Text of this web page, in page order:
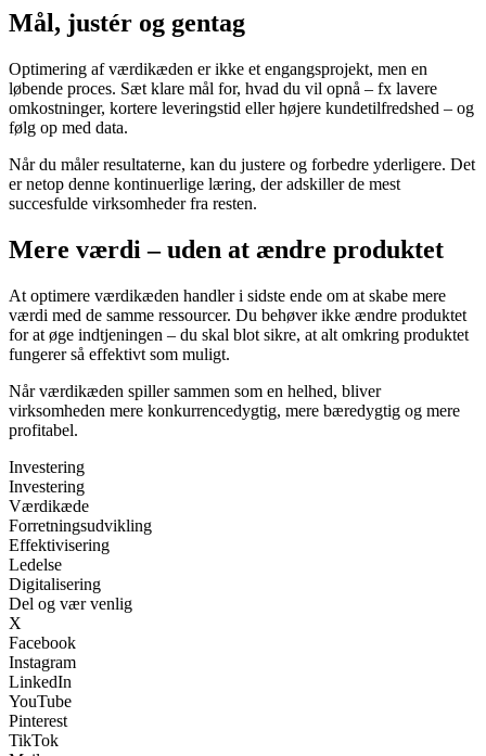
Mål, justér og gentag
Optimering af værdikæden er ikke et engangsprojekt, men en
løbende proces. Sæt klare mål for, hvad du vil opnå – fx lavere
omkostninger, kortere leveringstid eller højere kundetilfredshed – og
følg op med data.
Når du måler resultaterne, kan du justere og forbedre yderligere. Det
er netop denne kontinuerlige læring, der adskiller de mest
succesfulde virksomheder fra resten.
Mere værdi – uden at ændre produktet
At optimere værdikæden handler i sidste ende om at skabe mere
værdi med de samme ressourcer. Du behøver ikke ændre produktet
for at øge indtjeningen – du skal blot sikre, at alt omkring produktet
fungerer så effektivt som muligt.
Når værdikæden spiller sammen som en helhed, bliver
virksomheden mere konkurrencedygtig, mere bæredygtig og mere
profitabel.
Investering
Investering
Værdikæde
Forretningsudvikling
Effektivisering
Ledelse
Digitalisering
Del og vær venlig
X
Facebook
Instagram
LinkedIn
YouTube
Pinterest
TikTok